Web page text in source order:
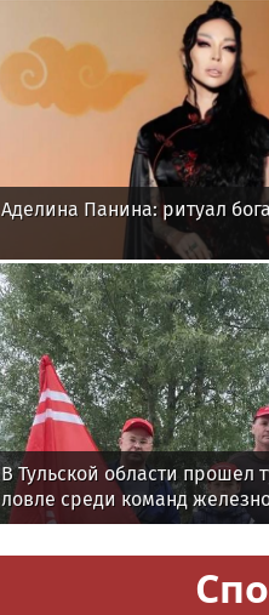
Аделина Панина: ритуал
В Тульской области прошел
ловле среди команд